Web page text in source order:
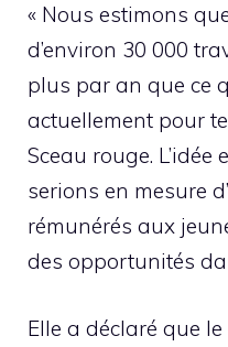
« Nous estimons
d’environ 30 000
plus par an que ce
actuellement pour
Sceau rouge.
serions en mesure
rémunérés aux
des opportunités
Elle a déclaré que